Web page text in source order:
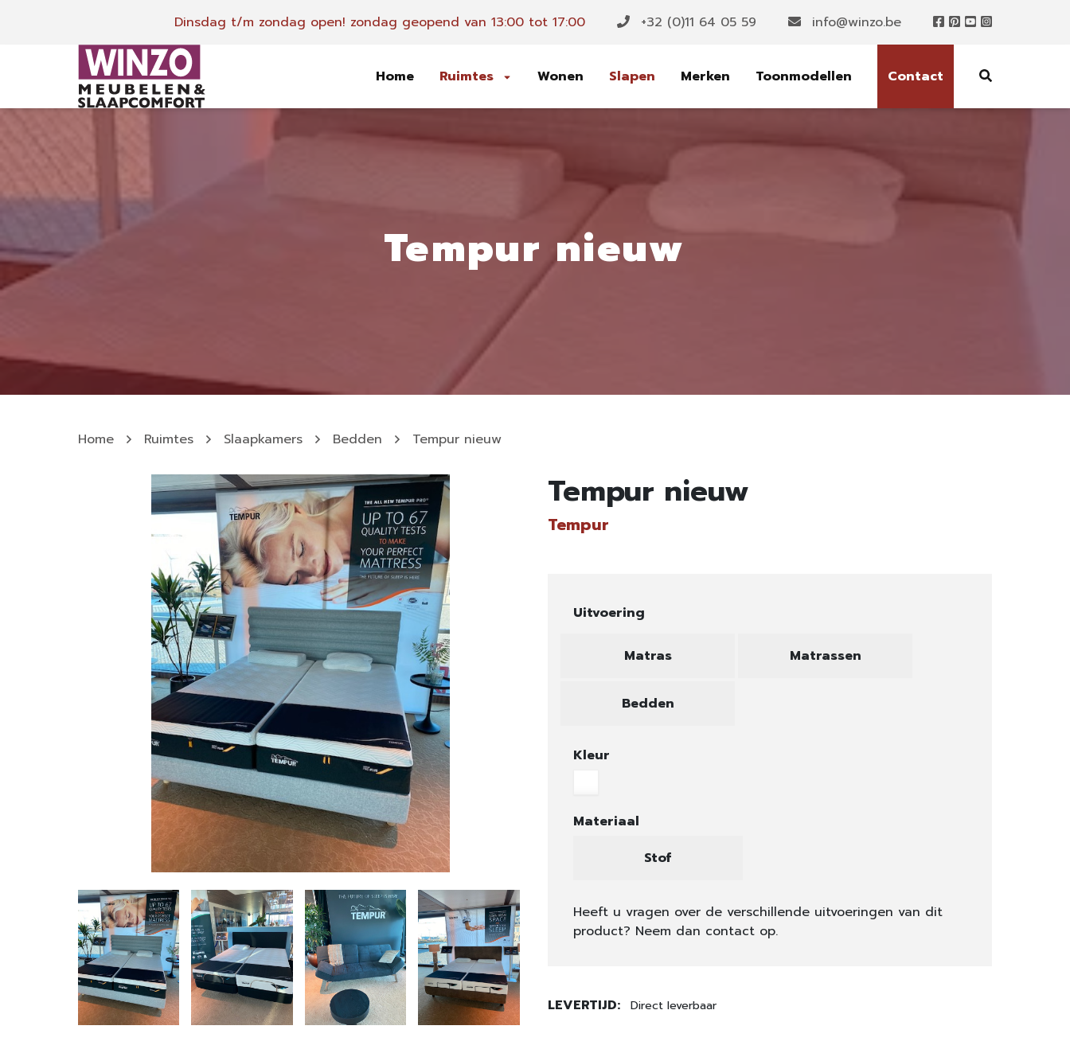
Dinsdag t/m zondag open! zondag geopend van 13:00 tot 17:00 +32 (0)11 64 05 59 info@winzo.be
Home Ruimtes Wonen Slapen Merken Toonmodellen Contact
Tempur nieuw
Home Ruimtes Slaapkamers Bedden Tempur nieuw
Tempur nieuw
Tempur
Uitvoering
Matras Matrassen
Bedden
Kleur
Materiaal
Stof
Heeft u vragen over de verschillende uitvoeringen van dit
product? Neem dan contact op.
LEVERTIJD: Direct leverbaar